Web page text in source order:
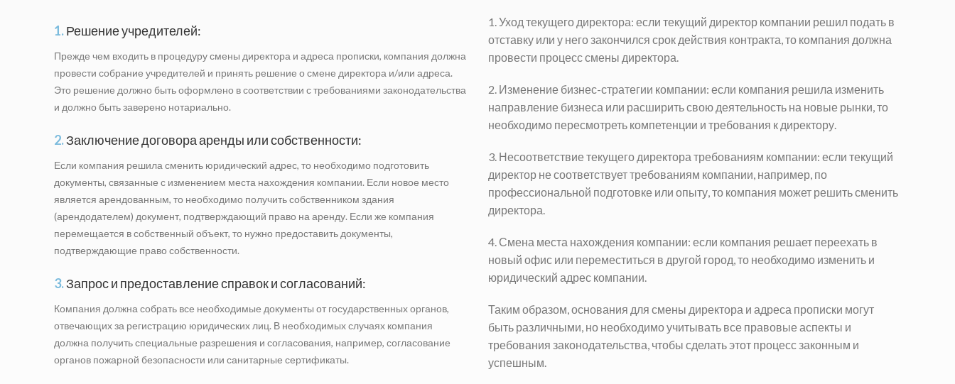
1.Решение учредителей:
Прежде чем входить в процедуру смены директора и адреса прописки, компания должна
провести собрание учредителей и принять решение о смене директора и/или адреса.
Это решение должно быть оформлено в соответствии с требованиями законодательства
и должно быть заверено нотариально.
2.Заключение договора аренды или собственности:
Если компания решила сменить юридический адрес, то необходимо подготовить
документы, связанные с изменением места нахождения компании. Если новое место
является арендованным, то необходимо получить собственником здания
(арендодателем) документ, подтверждающий право на аренду. Если же компания
перемещается в собственный объект, то нужно предоставить документы,
подтверждающие право собственности.
3.Запрос и предоставление справок и согласований:
Компания должна собрать все необходимые документы от государственных органов,
отвечающих за регистрацию юридических лиц. В необходимых случаях компания
должна получить специальные разрешения и согласования, например, согласование
органов пожарной безопасности или санитарные сертификаты.
1. Уход текущего директора: если текущий директор компании решил подать в
отставку или у него закончился срок действия контракта, то компания должна
провести процесс смены директора.
2. Изменение бизнес-стратегии компании: если компания решила изменить
направление бизнеса или расширить свою деятельность на новые рынки, то
необходимо пересмотреть компетенции и требования к директору.
3. Несоответствие текущего директора требованиям компании: если текущий
директор не соответствует требованиям компании, например, по
профессиональной подготовке или опыту, то компания может решить сменить
директора.
4. Смена места нахождения компании: если компания решает переехать в
новый офис или переместиться в другой город, то необходимо изменить и
юридический адрес компании.
Таким образом, основания для смены директора и адреса прописки могут
быть различными, но необходимо учитывать все правовые аспекты и
требования законодательства, чтобы сделать этот процесс законным и
успешным.